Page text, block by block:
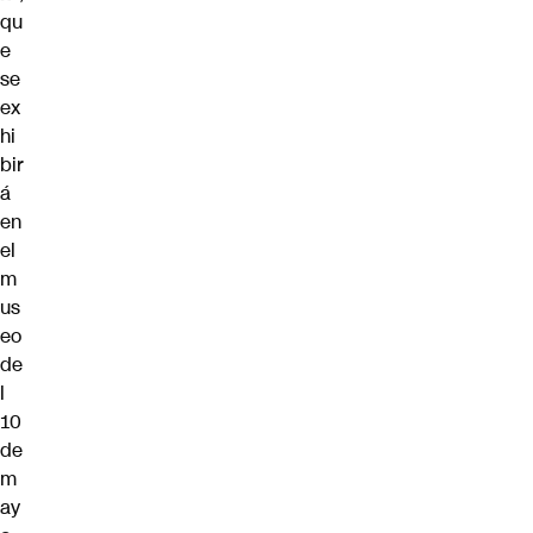
qu
e
se
ex
hi
bir
á
en
el
m
us
eo
de
l
10
de
m
ay